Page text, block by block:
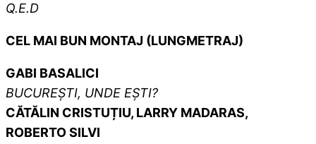
Q.E.D
CEL MAI BUN MONTAJ (LUNGMETRAJ)
GABI BASALICI
BUCUREȘTI, UNDE EȘTI?
CĂTĂLIN CRISTUȚIU, LARRY MADARAS,
ROBERTO SILVI